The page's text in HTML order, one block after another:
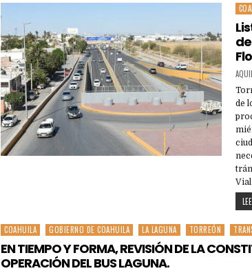
in
de
Posted
in
COAHUILA GOBIERNO DE COAHUILA LA LAGUNA TORREÓN
EN TIEMPO Y FORMA, REVISIÓN DE LA
OPERACIÓN DEL BUS LAGUNA.